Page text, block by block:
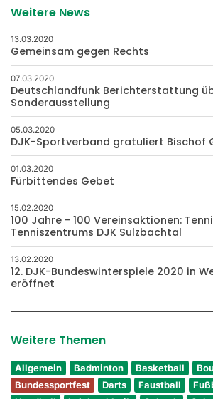
Weitere News
13.03.2020
Gemeinsam gegen Rechts
07.03.2020
Deutschlandfunk Berichterstattung
Sonderausstellung
05.03.2020
DJK-Sportverband gratuliert Bischof
01.03.2020
Fürbittendes Gebet
15.02.2020
100 Jahre - 100 Vereinsaktionen:
Tenniszentrums DJK Sulzbachtal
13.02.2020
12. DJK-Bundeswinterspiele 2020 in
eröffnet
Weitere Themen
Allgemein Badminton Basketball
Bundessportfest
Darts Faustball